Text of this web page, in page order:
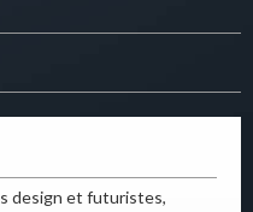
design et futuristes,